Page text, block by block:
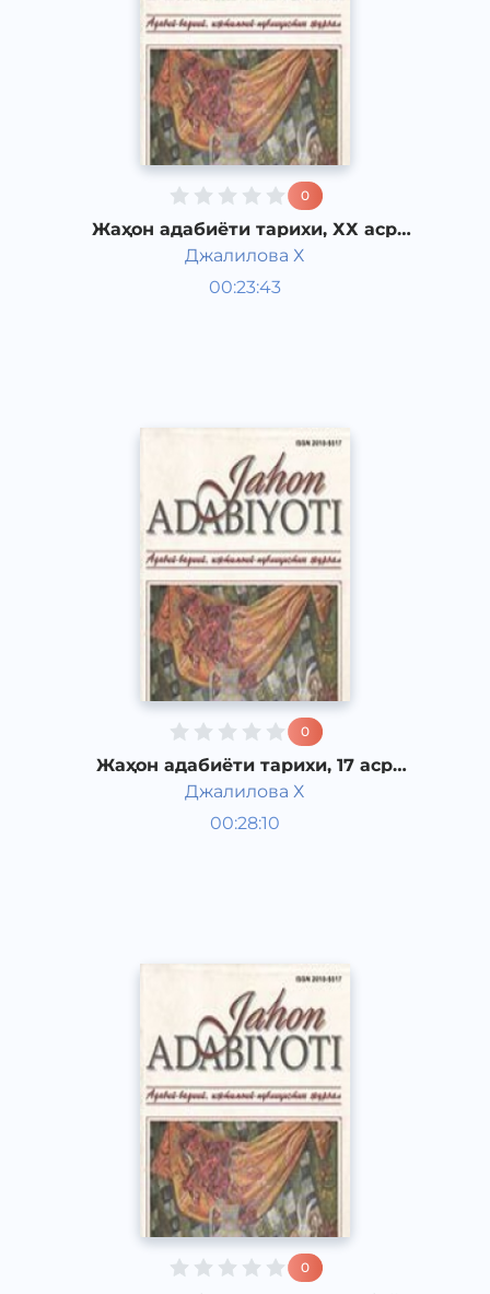
0
Жаҳон адабиёти тарихи, ХХ аср
иккинчи ярми немис адабиёти.
Джалилова Х
00:23:43
Жаҳон адабиёти
0
Жаҳон адабиёти тарихи, 17 аср
Ғарбий Европада адабиёти.
Джалилова Х
00:28:10
Жаҳон адабиёти
0